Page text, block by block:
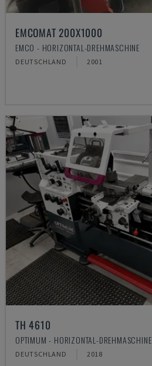
EMCOMAT 200X1000
EMCO - HORIZONTAL-DREHMASCHINE
DEUTSCHLAND 2001
TH 4610
OPTIMUM - HORIZONTAL-DREHMASCHINE
DEUTSCHLAND 2018